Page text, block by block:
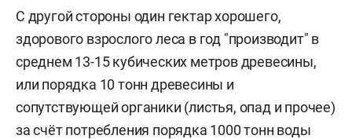
С другой стороны один гектар хорошего,
здорового взрослого леса в год "производит" в
среднем 13-15 кубических метров древесины,
или порядка 10 тонн древесины и
сопутствующей органики (листья, опад и прочее)
за счёт потребления порядка 1000 тонн воды